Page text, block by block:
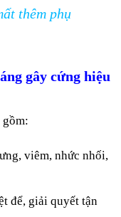
thêm phụ
gây cứng hiệu
viêm, nhức nhối,
để, giải quyết tận